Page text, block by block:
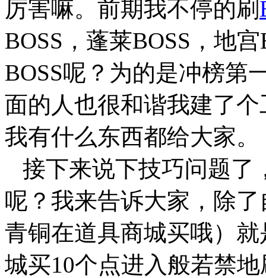
厉害嘛。前期我不停的刷
BOSS，蓬莱BOSS，地
BOSS呢？为的是冲榜第
面的人也很和谐我建了
我有什么东西都给大家。
接下来说下技巧问题了
呢？我来告诉大家，除
青铜在道具商城买哦）
城买10个点进入般若禁